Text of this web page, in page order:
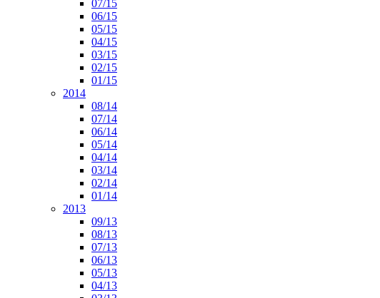
07/15
06/15
05/15
04/15
03/15
02/15
01/15
2014
08/14
07/14
06/14
05/14
04/14
03/14
02/14
01/14
2013
09/13
08/13
07/13
06/13
05/13
04/13